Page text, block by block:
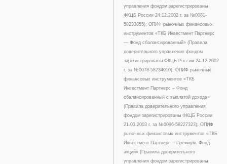
управления фондом зарегистрированы
ФКЦБ России 24.12.2002 г. за №0081-
58233855); ОПИФ рыночных финансовых
инструментов «ТКБ Инвестмент Партнерс
— Фонд сбалансированный» (Правила
доверительного управления фондом
зарегистрированы ФКЦБ России 24.12.2002
г. за №0078-58234010); ОПИФ рыночных
финансовых инструментов «ТКБ
Инвестмент Партнерс – Фонд
сбалансированный с выплатой дохода»
(Правила доверительного управления
фондом зарегистрированы ФКЦБ России
21.03.2003 г. за №0096-58227323); ОПИФ
рыночных финансовых инструментов «ТКБ
Инвестмент Партнерс – Премиум. Фонд
акций» (Правила доверительного
управления фондом зарегистрированы